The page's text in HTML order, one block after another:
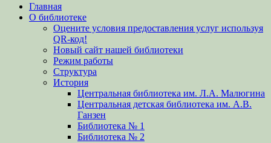
вверх
Главная
О библиотеке
Оцените условия предоставления услуг используя
QR-код!
Новый сайт нашей библиотеки
Режим работы
Структура
История
Центральная библиотека им. Л.А. Малюгина
Центральная детская библиотека им. А.В.
Ганзен
Библиотека № 1
Библиотека № 2